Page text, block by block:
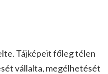
Tájképeit főleg télen
vállalta, megélhetését